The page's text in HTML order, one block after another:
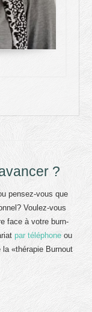
?
pensez-vous que
Voulez-vous
face à votre burn-
par téléphone ou
«thérapie Burnout